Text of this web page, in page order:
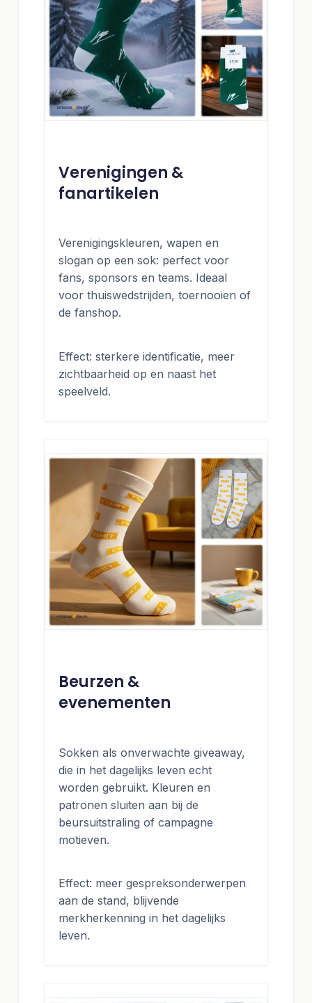
Verenigingen &
fanartikelen
Verenigingskleuren, wapen en
slogan op een sok: perfect voor
fans, sponsors en teams. Ideaal
voor thuiswedstrijden, toernooien of
de fanshop.
Effect: sterkere identificatie, meer
zichtbaarheid op en naast het
speelveld.
Beurzen &
evenementen
Sokken als onverwachte giveaway,
die in het dagelijks leven echt
worden gebruikt. Kleuren en
patronen sluiten aan bij de
beursuitstraling of campagne
motieven.
Effect: meer gespreksonderwerpen
aan de stand, blijvende
merkherkenning in het dagelijks
leven.